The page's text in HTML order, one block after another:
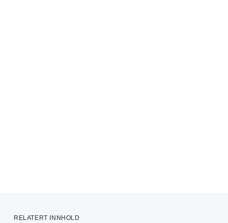
RELATERT INNHOLD